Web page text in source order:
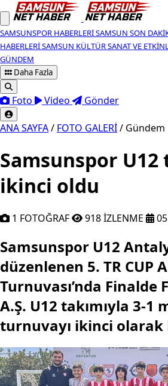
SAMSUNSPOR HABERLERISAMSUN SON
HABERLERISAMSUN KÜLTÜR SANAT VE
GÜNDEM
Daha Fazla
Foto Video Gönder
ANA SAYFA/ FOTO GALERİ/ Gündem
Samsunspor
ikinci oldu
1 FOTOĞRAF 918 İZLENME
Samsunspor U12
düzenlenen 5. TR CUP
Turnuvası’nda Finalde
A.Ş. U12 takımıyla 3-
turnuvayı ikinci